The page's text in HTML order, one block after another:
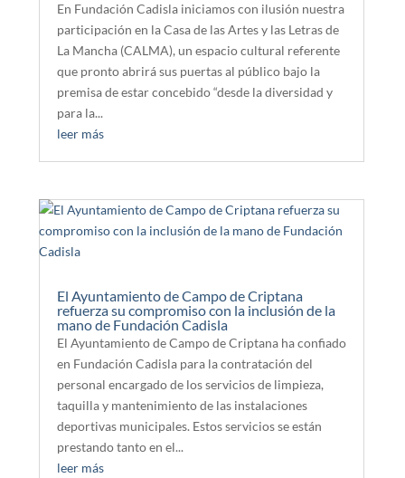
En Fundación Cadisla iniciamos con ilusión nuestra
participación en la Casa de las Artes y las Letras de
La Mancha (CALMA), un espacio cultural referente
que pronto abrirá sus puertas al público bajo la
premisa de estar concebido “desde la diversidad y
para la...
leer más
El Ayuntamiento de Campo de Criptana
refuerza su compromiso con la inclusión de la
mano de Fundación Cadisla
El Ayuntamiento de Campo de Criptana ha confiado
en Fundación Cadisla para la contratación del
personal encargado de los servicios de limpieza,
taquilla y mantenimiento de las instalaciones
deportivas municipales. Estos servicios se están
prestando tanto en el...
leer más